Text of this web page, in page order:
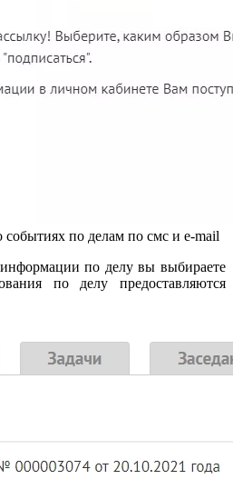
событиях по делам по смс и e-mail
по делу вы выбираете
по делу предоставляются